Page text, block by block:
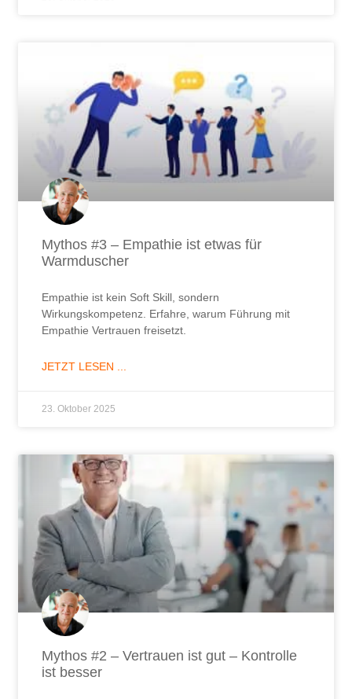
Mythos #3 – Empathie ist etwas für
Warmduscher
Empathie ist kein Soft Skill, sondern
Wirkungskompetenz. Erfahre, warum Führung mit
Empathie Vertrauen freisetzt.
JETZT LESEN ...
23. Oktober 2025
Mythos #2 – Vertrauen ist gut – Kontrolle
ist besser